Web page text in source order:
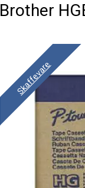
Brother
Skaffevare